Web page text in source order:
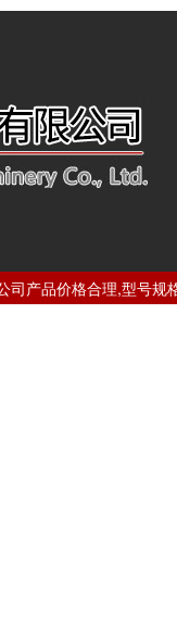
司产品价格合理,型号